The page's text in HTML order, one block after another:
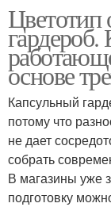
Цветотип
гардероб.
основе
Капсульный
потому что
не дает
собрать
В магазины уже
подготовку